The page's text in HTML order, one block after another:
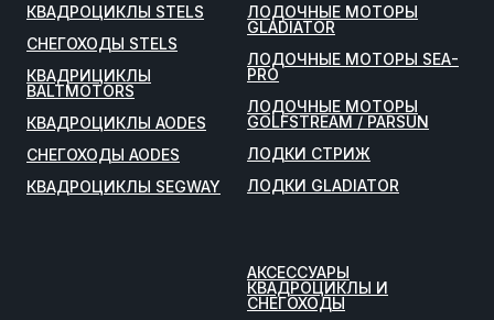
КВАДРОЦИКЛЫ STELS
СНЕГОХОДЫ STELS
КВАДРИЦИКЛЫ
BALTMOTORS
КВАДРОЦИКЛЫ AODES
СНЕГОХОДЫ AODES
КВАДРОЦИКЛЫ SEGWAY
ЛОДОЧНЫЕ МОТОРЫ
GLADIATOR
ЛОДОЧНЫЕ МОТОРЫ SEA-
PRO
ЛОДОЧНЫЕ МОТОРЫ
GOLFSTREAM / PARSUN
ЛОДКИ СТРИЖ
ЛОДКИ GLADIATOR
АКСЕССУАРЫ
КВАДРОЦИКЛЫ И
СНЕГОХОДЫ